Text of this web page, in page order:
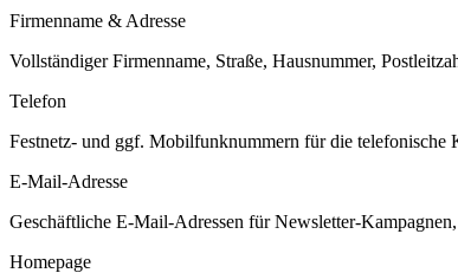
Firmenname & Adresse
Vollständiger Firmenname, Straße, Hausnummer,
Telefon
Festnetz- und ggf. Mobilfunknummern für die telefonische
E-Mail-Adresse
Geschäftliche E-Mail-Adressen für Newsletter-
Homepage